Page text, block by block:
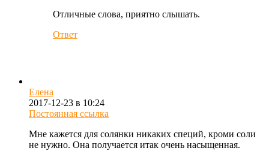
Отличные слова, приятно слышать.
Ответ
Елена
2017-12-23 в 10:24
Постоянная ссылка
Мне кажется для солянки никаких специй, кроми соли
не нужно. Она получается итак очень насыщенная.